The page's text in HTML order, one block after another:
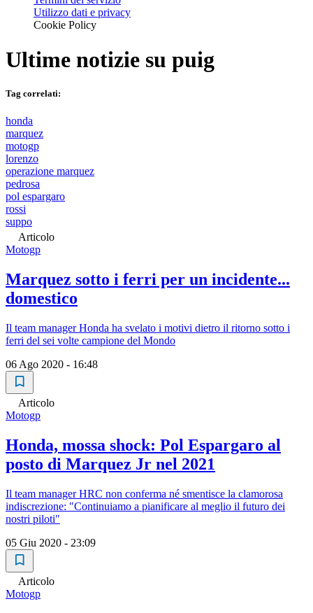
Utilizzo dati e privacy
Cookie Policy
Ultime notizie su puig
Tag correlati:
honda
marquez
motogp
lorenzo
operazione marquez
pedrosa
pol espargaro
rossi
suppo
Articolo
Motogp
Marquez sotto i ferri per un incidente...
domestico
Il team manager Honda ha svelato i motivi dietro il ritorno sotto i
ferri del sei volte campione del Mondo
06 Ago 2020 - 16:48
Articolo
Motogp
Honda, mossa shock: Pol Espargaro al
posto di Marquez Jr nel 2021
Il team manager HRC non conferma né smentisce la clamorosa
indiscrezione: "Continuiamo a pianificare al meglio il futuro dei
nostri piloti"
05 Giu 2020 - 23:09
Articolo
Motogp